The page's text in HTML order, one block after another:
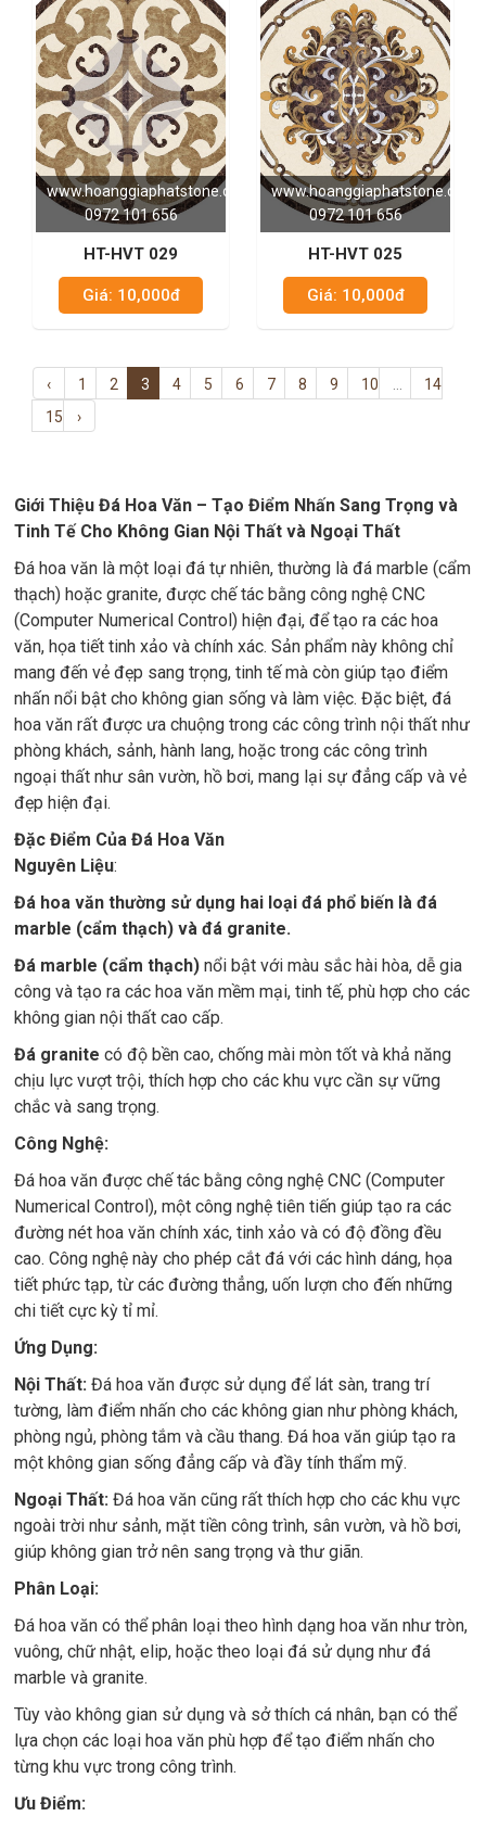
www.hoanggiaphatstone.com
0972 101 656
HT-HVT 029
Giá: 10,000đ
www.hoanggiaphatstone.com
0972 101 656
HT-HVT 025
Giá: 10,000đ
‹ 1 2 3 4 5 6 7 8 9 10
14
15
›
Giới Thiệu Đá Hoa Văn – Tạo Điểm Nhấn Sang Trọng và
Tinh Tế Cho Không Gian Nội Thất và Ngoại Thất
Đá hoa văn là một loại đá tự nhiên, thường là đá marble (cẩm
thạch) hoặc granite, được chế tác bằng công nghệ CNC
(Computer Numerical Control) hiện đại, để tạo ra các hoa
văn, họa tiết tinh xảo và chính xác. Sản phẩm này không chỉ
mang đến vẻ đẹp sang trọng, tinh tế mà còn giúp tạo điểm
nhấn nổi bật cho không gian sống và làm việc. Đặc biệt, đá
hoa văn rất được ưa chuộng trong các công trình nội thất như
phòng khách, sảnh, hành lang, hoặc trong các công trình
ngoại thất như sân vườn, hồ bơi, mang lại sự đẳng cấp và vẻ
đẹp hiện đại.
Đặc Điểm Của Đá Hoa Văn
Nguyên Liệu:
Đá hoa văn thường sử dụng hai loại đá phổ biến là đá
marble (cẩm thạch) và đá granite.
Đá marble (cẩm thạch) nổi bật với màu sắc hài hòa, dễ gia
công và tạo ra các hoa văn mềm mại, tinh tế, phù hợp cho các
không gian nội thất cao cấp.
Đá granite có độ bền cao, chống mài mòn tốt và khả năng
chịu lực vượt trội, thích hợp cho các khu vực cần sự vững
chắc và sang trọng.
Công Nghệ:
Đá hoa văn được chế tác bằng công nghệ CNC (Computer
Numerical Control), một công nghệ tiên tiến giúp tạo ra các
đường nét hoa văn chính xác, tinh xảo và có độ đồng đều
cao. Công nghệ này cho phép cắt đá với các hình dáng, họa
tiết phức tạp, từ các đường thẳng, uốn lượn cho đến những
chi tiết cực kỳ tỉ mỉ.
Ứng Dụng:
Nội Thất: Đá hoa văn được sử dụng để lát sàn, trang trí
tường, làm điểm nhấn cho các không gian như phòng khách,
phòng ngủ, phòng tắm và cầu thang. Đá hoa văn giúp tạo ra
một không gian sống đẳng cấp và đầy tính thẩm mỹ.
Ngoại Thất: Đá hoa văn cũng rất thích hợp cho các khu vực
ngoài trời như sảnh, mặt tiền công trình, sân vườn, và hồ bơi,
giúp không gian trở nên sang trọng và thư giãn.
Phân Loại:
Đá hoa văn có thể phân loại theo hình dạng hoa văn như tròn,
vuông, chữ nhật, elip, hoặc theo loại đá sử dụng như đá
marble và granite.
Tùy vào không gian sử dụng và sở thích cá nhân, bạn có thể
lựa chọn các loại hoa văn phù hợp để tạo điểm nhấn cho
từng khu vực trong công trình.
Ưu Điểm: